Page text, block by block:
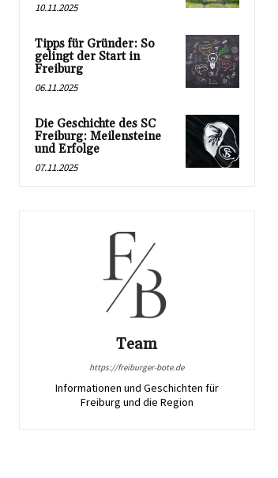
10.11.2025
Tipps für Gründer: So
gelingt der Start in
Freiburg
06.11.2025
Die Geschichte des SC
Freiburg: Meilensteine
und Erfolge
07.11.2025
Team
https://freiburger-bote.de
Informationen und Geschichten für
Freiburg und die Region